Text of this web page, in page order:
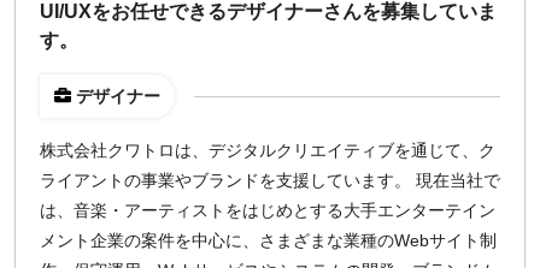
UI/UXをお任せできるデザイナーさんを募集していま
す。
デザイナー
株式会社クワトロは、デジタルクリエイティブを通じて、ク
ライアントの事業やブランドを支援しています。 現在当社で
は、音楽・アーティストをはじめとする大手エンターテイン
メント企業の案件を中心に、さまざまな業種のWebサイト制